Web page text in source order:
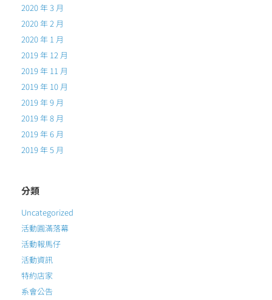
2020 年 3 月
2020 年 2 月
2020 年 1 月
2019 年 12 月
2019 年 11 月
2019 年 10 月
2019 年 9 月
2019 年 8 月
2019 年 6 月
2019 年 5 月
分類
Uncategorized
活動圓滿落幕
活動報馬仔
活動資訊
特約店家
系會公告